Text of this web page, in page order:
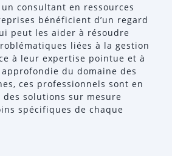
consultant en ressources
bénéficient d’un regard
peut les aider à résoudre
liées à la gestion
à leur expertise pointue et à
du domaine des
ces professionnels sont en
des solutions sur mesure
spécifiques de chaque